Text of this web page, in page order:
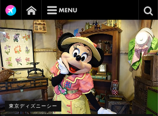
東京ディズニーシー